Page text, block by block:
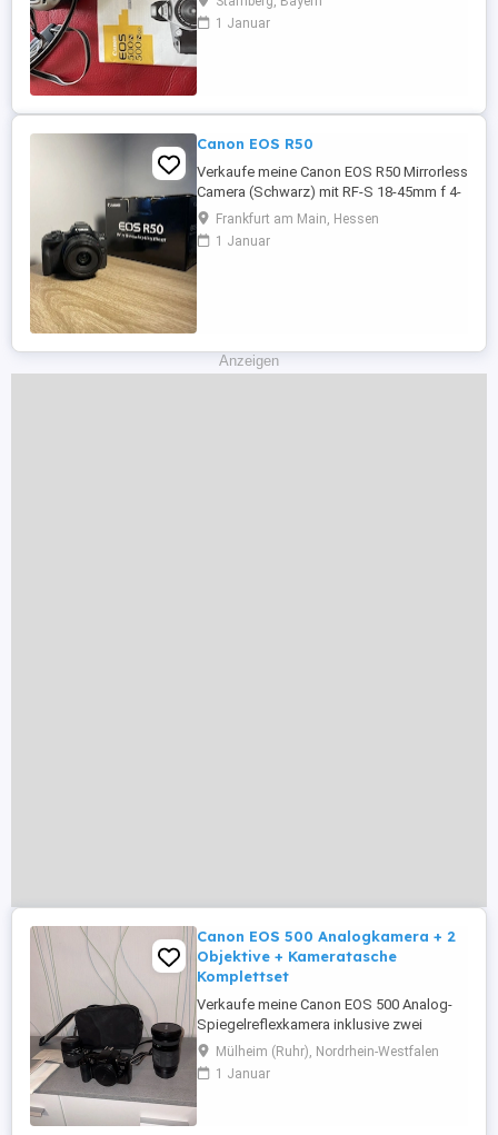
Zustand Porto 7 Privatverkauf, keine
Garantie, Rücknahme
1 Januar
Canon EOS R50
Verkaufe meine Canon EOS R50 Mirrorless
Camera (Schwarz) mit RF-S 18-45mm f 4-
6.3 IS STM Objektiv in absolutem
Neuzustand. Kaum genutzt, keinerlei
Kratzer oder Gebrauchsspuren.
Frankfurt am Main, Hessen
1 Januar
Anzeigen
Canon EOS 500 Analogkamera + 2
Objektive + Kameratasche
Komplettset
Verkaufe meine Canon EOS 500 Analog-
Spiegelreflexkamera inklusive zwei
Exakta-Objektiven und Kameratasche.
Ideal für Einsteiger in die Analogfotografie
oder Sammler klassischer Canon-EOS-
Mülheim (Ruhr), Nordrhein-Westfalen
1 Januar